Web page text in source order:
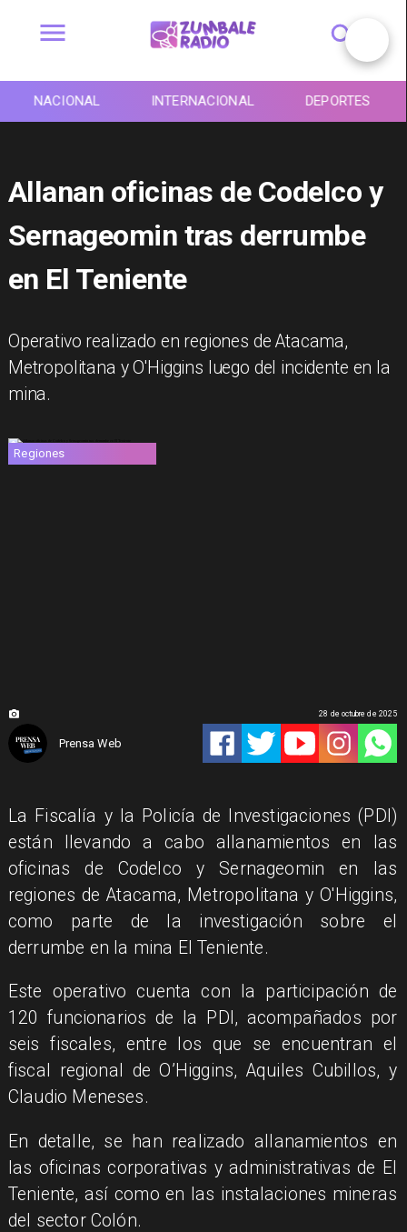
NACIONAL INTERNACIONAL DEPORTES
Allanan oficinas de Codelco y
Sernageomin tras derrumbe
en El Teniente
Operativo realizado en regiones de Atacama,
Metropolitana y O'Higgins luego del incidente en la
mina.
Regiones
Prensa Web
28 de octubre de 2025
La Fiscalía y la Policía de Investigaciones (PDI)
están llevando a cabo allanamientos en las
oficinas de Codelco y Sernageomin en las
regiones de Atacama, Metropolitana y O'Higgins,
como parte de la investigación sobre el
derrumbe en la mina El Teniente.
Este operativo cuenta con la participación de
120 funcionarios de la PDI, acompañados por
seis fiscales, entre los que se encuentran el
fiscal regional de O’Higgins, Aquiles Cubillos, y
Claudio Meneses.
En detalle, se han realizado allanamientos en
las oficinas corporativas y administrativas de El
Teniente, así como en las instalaciones mineras
del sector Colón.